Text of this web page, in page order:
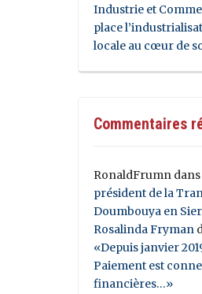
Industrie et
place
locale au cœur de
Commentaires
RonaldFrumndans
président de la
Doumbouya en
Rosalinda Fryman
«Depuis janvier
Paiement est
financières…»